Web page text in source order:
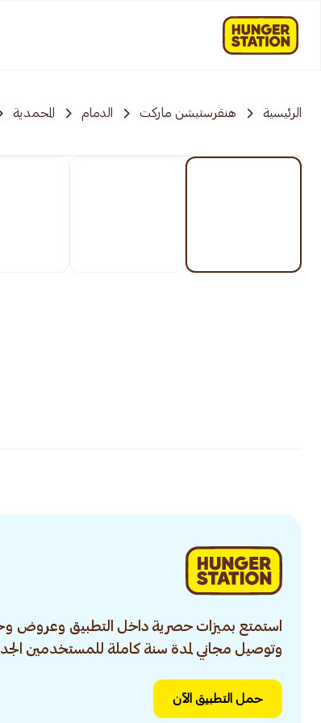
الرئيسية هنقرستيشن ماركت الدمام المحمدية
استمتع بميزات حصرية داخل التطبيق وعروض
وتوصيل مجاني لمدة سنة كاملة للمستخدمين
حمل التطبيق الآن